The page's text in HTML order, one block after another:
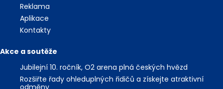
Reklama
Aplikace
Kontakty
Akce a soutěže
Jubilejní 10. ročník, O2 arena plná českých hvězd
Rozšiřte řady ohleduplných řidičů a získejte atraktivní